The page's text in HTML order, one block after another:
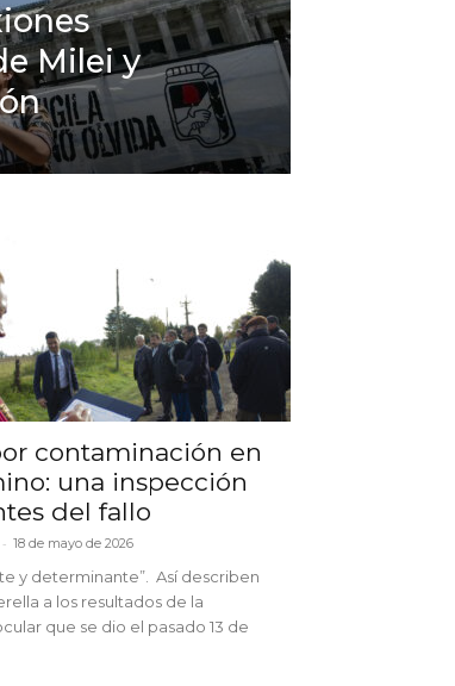
Milei y
contaminación en
una inspección
del fallo
- 18 de mayo de 2026
y determinante”. Así describen
a los resultados de la
que se dio el pasado 13 de